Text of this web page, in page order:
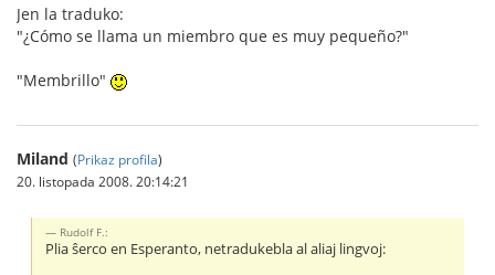
Jen la traduko:
"¿Cómo se llama un miembro que es muy pequeño?"
"Membrillo"
Miland (Prikaz profila)
20. listopada 2008. 20:14:21
Rudolf F.:
Plia ŝerco en Esperanto, netradukebla al aliaj lingvoj: